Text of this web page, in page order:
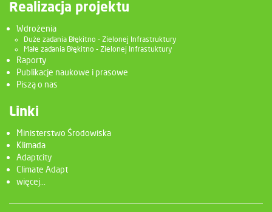
Realizacja projektu
Wdrożenia
Duże zadania Błękitno - Zielonej Infrastruktury
Małe zadania Błękitno - Zielonej Infrastuktury
Raporty
Publikacje naukowe i prasowe
Piszą o nas
Linki
Ministerstwo Środowiska
Klimada
Adaptcity
Climate Adapt
więcej...